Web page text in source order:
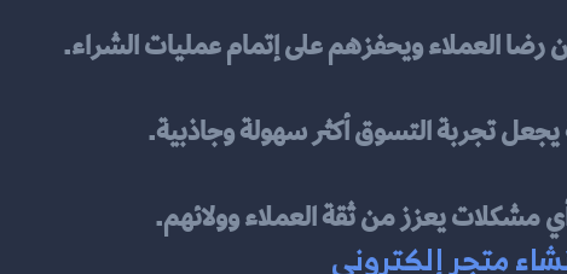
العملاء ويحفزهم على إتمام عمليات الشراء.
تجربة التسوق أكثر سهولة وجاذبية.
مشكلات يعزز من ثقة العملاء وولائهم.
متجر إلكتروني